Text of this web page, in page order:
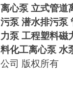
离心泵 立式管道
污泵 潜水排污泵
力泵 工程塑料磁
料化工离心泵 水
公司 版权所有